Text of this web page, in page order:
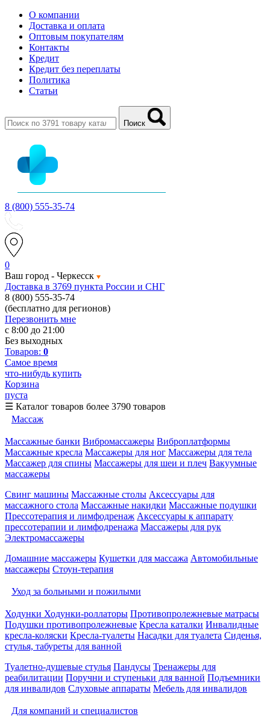
О компании
Доставка и оплата
Оптовым покупателям
Контакты
Кредит
Кредит без переплаты
Политика
Статьи
Поиск
8 (800) 555-35-74
0
Ваш город - Черкесск
Доставка в 3769 пункта России и СНГ
8 (800) 555-35-74
(бесплатно для регионов)
Перезвонить мне
с 8:00 до 21:00
Без выходных
Товаров: 0
Самое время
что-нибудь купить
Корзина
пуста
☰ Каталог товаров более 3790 товаров
Массаж
Массажные банки Вибромассажеры Виброплатформы
Массажные кресла Массажеры для ног Массажеры для тела
Массажер для спины Массажеры для шеи и плеч Вакуумные
массажеры
Свинг машины Массажные столы Аксессуары для
массажного стола Массажные накидки Массажные подушки
Прессотерапия и лимфодренаж Аксессуары к аппарату
прессотерапии и лимфодренажа Массажеры для рук
Электромассажеры
Домашние массажеры Кушетки для массажа Автомобильные
массажеры Стоун-терапия
Уход за больными и пожилыми
Ходунки Ходунки-роллаторы Противопролежневые матрасы
Подушки противопролежневые Кресла каталки Инвалидные
кресла-коляски Кресла-туалеты Насадки для туалета Сиденья,
стулья, табуреты для ванной
Туалетно-душевые стулья Пандусы Тренажеры для
реабилитации Поручни и ступеньки для ванной Подъемники
для инвалидов Слуховые аппараты Мебель для инвалидов
Для компаний и специалистов